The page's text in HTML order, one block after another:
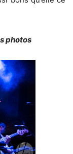
photos